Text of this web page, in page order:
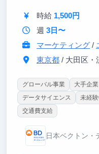
時給 1,500円
週 3日〜
マーケティング/
東京都/ 大田区・
グローバル事業 大手企業
データサイエンス
未経
交通費支給
日本ベクトン・